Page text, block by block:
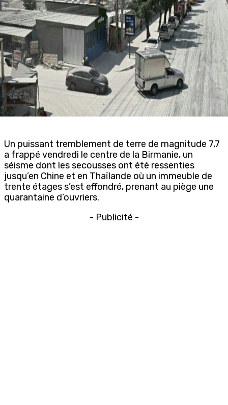
Un puissant tremblement de terre de magnitude 7,7
a frappé vendredi le centre de la Birmanie, un
séisme dont les secousses ont été ressenties
jusqu’en Chine et en Thaïlande où un immeuble de
trente étages s’est effondré, prenant au piège une
quarantaine d’ouvriers.
- Publicité -